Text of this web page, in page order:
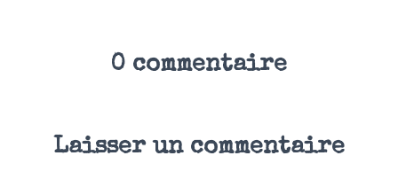
0 commentaire
Laisser un commentaire